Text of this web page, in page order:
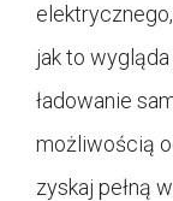
jak to
ładowanie
możliwością
zyskaj pełną